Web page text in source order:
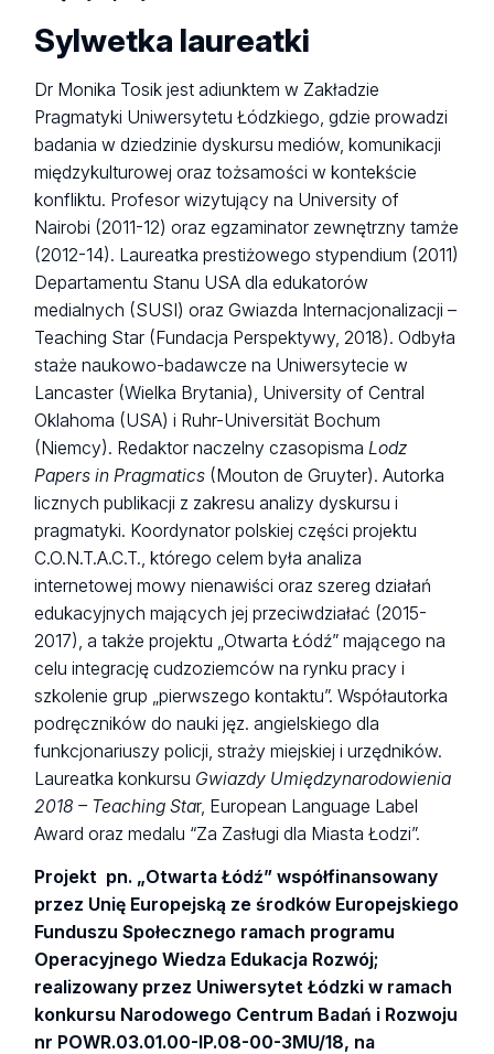
Sylwetka laureatki
Dr Monika Tosik jest adiunktem w Zakładzie
Pragmatyki Uniwersytetu Łódzkiego, gdzie prowadzi
badania w dziedzinie dyskursu mediów, komunikacji
międzykulturowej oraz tożsamości w kontekście
konfliktu. Profesor wizytujący na University of
Nairobi (2011-12) oraz egzaminator zewnętrzny tamże
(2012-14). Laureatka prestiżowego stypendium (2011)
Departamentu Stanu USA dla edukatorów
medialnych (SUSI) oraz Gwiazda Internacjonalizacji –
Teaching Star (Fundacja Perspektywy, 2018). Odbyła
staże naukowo-badawcze na Uniwersytecie w
Lancaster (Wielka Brytania), University of Central
Oklahoma (USA) i Ruhr-Universität Bochum
(Niemcy). Redaktor naczelny czasopisma Lodz
Papers in Pragmatics (Mouton de Gruyter). Autorka
licznych publikacji z zakresu analizy dyskursu i
pragmatyki. Koordynator polskiej części projektu
C.O.N.T.A.C.T., którego celem była analiza
internetowej mowy nienawiści oraz szereg działań
edukacyjnych mających jej przeciwdziałać (2015-
2017), a także projektu „Otwarta Łódź” mającego na
celu integrację cudzoziemców na rynku pracy i
szkolenie grup „pierwszego kontaktu”. Współautorka
podręczników do nauki jęz. angielskiego dla
funkcjonariuszy policji, straży miejskiej i urzędników.
Laureatka konkursu Gwiazdy Umiędzynarodowienia
2018 – Teaching Star, European Language Label
Award oraz medalu “Za Zasługi dla Miasta Łodzi”.
Projekt pn. „Otwarta Łódź” współfinansowany
przez Unię Europejską ze środków Europejskiego
Funduszu Społecznego ramach programu
Operacyjnego Wiedza Edukacja Rozwój;
realizowany przez Uniwersytet Łódzki w ramach
konkursu Narodowego Centrum Badań i Rozwoju
nr POWR.03.01.00-IP.08-00-3MU/18, na